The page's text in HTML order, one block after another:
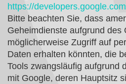
https://
Bitte beachten Sie, dass
Geheimdienste aufgrund des
möglicherweise Zugriff auf
Daten erhalten könnten, die
Tools zwangsläufig aufgrund
mit Google, deren Hauptsitz